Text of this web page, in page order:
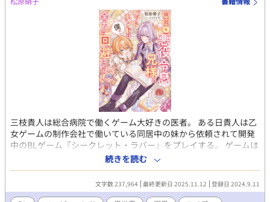
三枝貴人は総合病院で働くゲーム大好きの医者。 ある日貴人は乙
女ゲームの制作会社で働いている同居中の妹から依頼されて開発
中のBLゲーム『シークレット・ラバー』をプレイする。 ゲームは
「レイ・ヴァイオレット」という公爵令息をさまざまなキャラク
ターが攻略するというもので、攻略対象が1人だけという斬新なゲ
ームだった。 プレイヤーは複数のキャラクターから気に入った主
人公を選んでプレイし、レイを攻略する。 一緒に渡された設定資
続きを読む
文字数 237,964 最終更新日 2025.11.12 登録日 2024.9.11